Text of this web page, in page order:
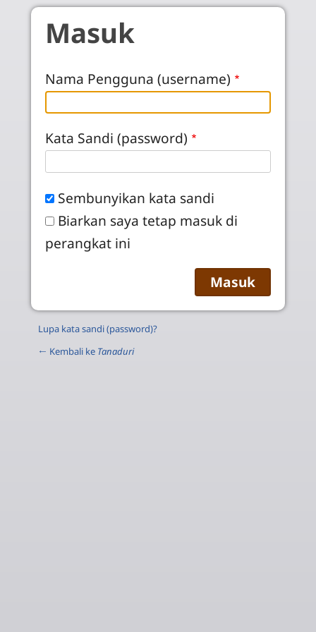
Skip to main content
Masuk
Nama Pengguna (username)
Kata Sandi (password)
Sembunyikan kata sandi
Biarkan saya tetap masuk di
perangkat ini
Lupa kata sandi (password)?
← Kembali ke Tanaduri